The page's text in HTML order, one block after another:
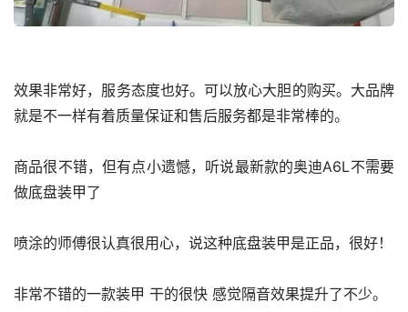
效果非常好，服务态度也好。可以放心大胆的购买。大品牌
就是不一样有着质量保证和售后服务都是非常棒的。
商品很不错，但有点小遗憾，听说最新款的奥迪A6L不需要
做底盘装甲了
喷涂的师傅很认真很用心，说这种底盘装甲是正品，很好！
非常不错的一款装甲 干的很快 感觉隔音效果提升了不少。